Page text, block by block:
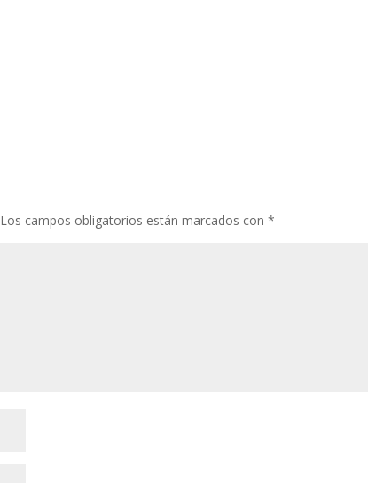
Los campos obligatorios están marcados con*